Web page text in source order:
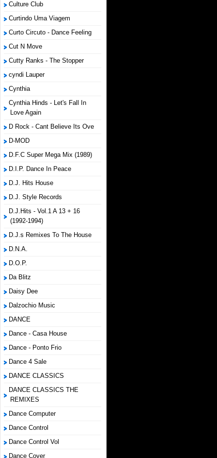
Culture Club
Curtindo Uma Viagem
Curto Circuto - Dance Feeling
Cut N Move
Cutty Ranks - The Stopper
cyndi Lauper
Cynthia
Cynthia Hinds - Let's Fall In
Love Again
D Rock - Cant Believe Its Ove
D-MOD
D.F.C Super Mega Mix (1989)
D.I.P. Dance In Peace
D.J. Hits House
D.J. Style Records
D.J.Hits - Vol.1 A 13 + 16
(1992-1994)
D.J.s Remixes To The House
D.N.A.
D.O.P.
Da Blitz
Daisy Dee
Dalzochio Music
DANCE
Dance - Casa House
Dance - Ponto Frio
Dance 4 Sale
DANCE CLASSICS
DANCE CLASSICS THE
REMIXES
Dance Computer
Dance Control
Dance Control Vol
Dance Cover